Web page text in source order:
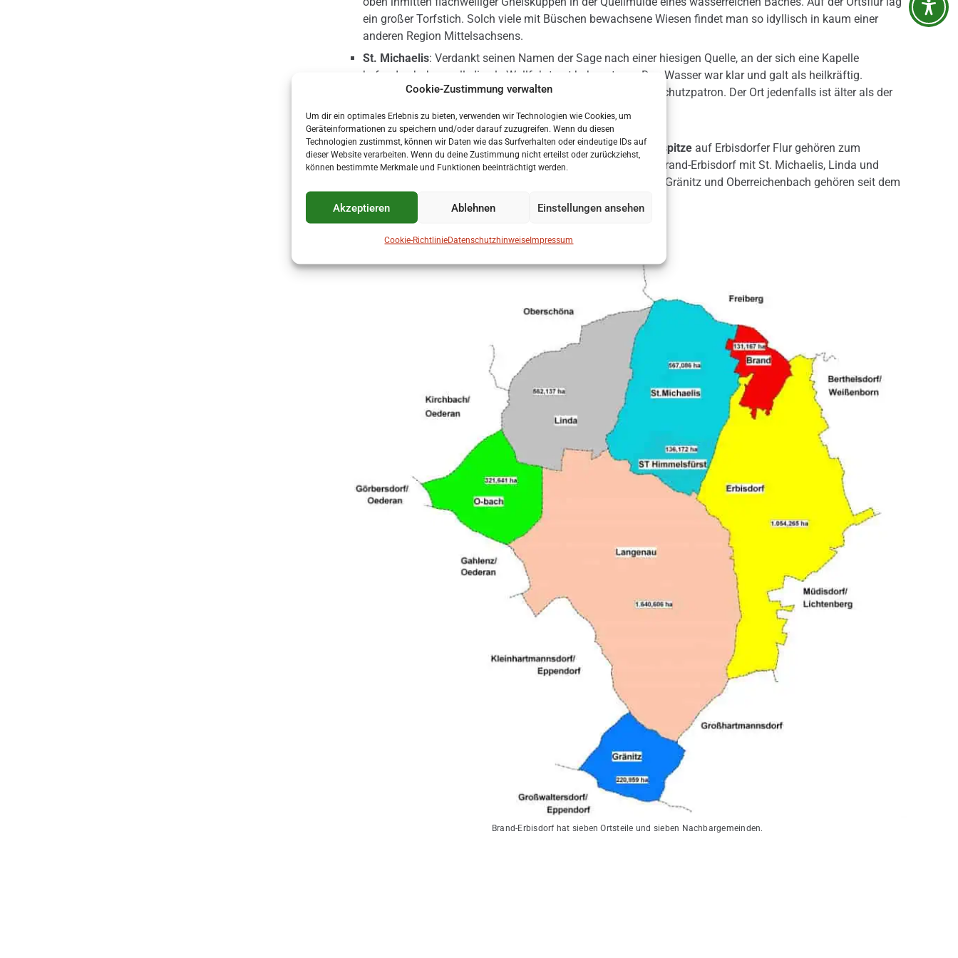
Cookie-Zustimmung verwalten
Um dir ein optimales Erlebnis zu bieten, verwenden wir Technologien wie Cookies, um
Geräteinformationen zu speichern und/oder darauf zuzugreifen. Wenn du diesen
Technologien zustimmst, können wir Daten wie das Surfverhalten oder eindeutige IDs auf
dieser Website verarbeiten. Wenn du deine Zustimmung nicht erteilst oder zurückziehst,
können bestimmte Merkmale und Funktionen beeinträchtigt werden.
Akzeptieren Ablehnen Einstellungen ansehen
Cookie-RichtlinieDatenschutzhinweiseImpressum
ein großer Torfstich. Solch viele mit Büschen bewachsene Wiesen findet man so idyllisch in kaum einer
anderen Region Mittelsachsens.
St. Michaelis: Verdankt seinen Namen der Sage nach einer hiesigen Quelle, an der sich eine Kapelle
befunden haben soll, die als Wallfahrtsort bekannt war. Das Wasser war klar und galt als heilkräftig.
Benannt wurde die Kapelle nach dem Heiligen Michael als Schutzpatron. Der Ort jedenfalls ist älter als der
erste urkundliche Beleg von 1348.
Auch die Ortslagen MönchenfreiundNiederfreisowie dieZugspitzeauf Erbisdorfer Flur gehören zum
Stadtgebiet. Der kommunalrechtliche Zusammenschluss von Brand-Erbisdorf mit St. Michaelis, Linda und
Himmelsfürst wurde am 1. Oktober 1993 vollzogen. Langenau, Gränitz und Oberreichenbach gehören seit dem
1. April 2002 zur Großen Kreisstadt Brand-Erbisdorf.
Brand-Erbisdorf hat sieben Ortsteile und sieben Nachbargemeinden.